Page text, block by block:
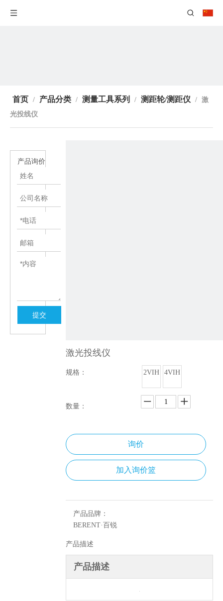
首页 / 产品分类 / 测量工具系列 / 测距轮/测距仪 / 激
光投线仪
产品询价
提交
激光投线仪
规格： 2VIH 4VIH
数量：
询价
加入询价篮
产品品牌：
BERENT·百锐
产品描述
产品描述